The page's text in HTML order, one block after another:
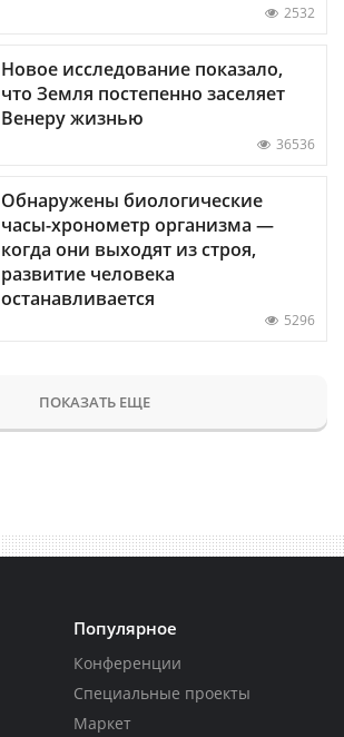
2532
Новое исследование показало,
что Земля постепенно заселяет
Венеру жизнью
36536
Обнаружены биологические
часы-хронометр организма —
когда они выходят из строя,
развитие человека
останавливается
5296
ПОКАЗАТЬ ЕЩЕ
Популярное
Конференции
Специальные проекты
Маркет